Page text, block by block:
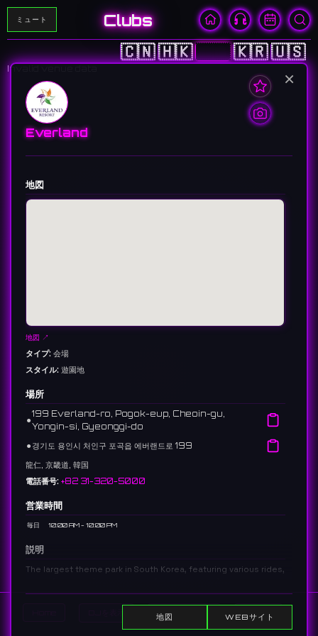
ミュート Clubs
🇨🇳🇭🇰🇯🇵🇰🇷🇺🇸
Invalid venue data
イベントを表示 Search
×
Everland
地図
地図 ↗
タイプ: 会場
スタイル: 遊園地
場所
⚫︎
199 Everland-ro, Pogok-eup, Cheoin-gu,
Yongin-si, Gyeonggi-do
⚫︎ 경기도 용인시 처인구 포곡읍 에버랜드로 199
龍仁, 京畿道, 韓国
電話番号: +82 31-320-5000
営業時間
毎日 10:00 AM - 10:00 PM
説明
The largest theme park in South Korea, featuring various rides,
spectacular seasonal festivals and parades.
대한민국 최대 규모의 테마파크로, 다양한 놀이기구와 동물원(주토피아), 워
터파크(캐리비안 베이) 등을 갖추고 있으며, 계절마다 화려한 축제와 퍼레이
地図 WEBサイト